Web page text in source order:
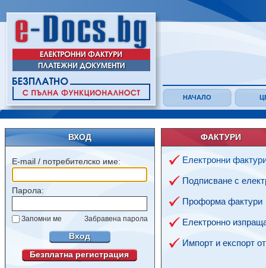
НАЧАЛО
ВХОД
E-mail / потребителско име:
Парола:
Запомни ме Забравена парола
Вход
Безплатна регистрация
ФАКТУРИ
Електронни
Подписване с
Проформа фактури
Електронно
Импорт и експорт